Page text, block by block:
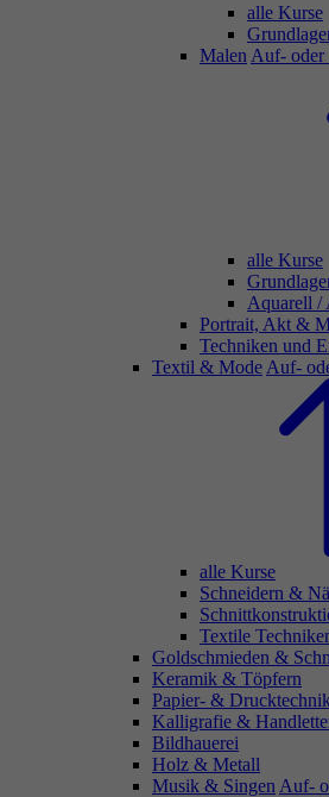
alle Kurse
Malen Auf- oder
alle Kurse
Aquarell /
Portrait, Akt &
Techniken und
Textil & Mode Auf-
alle Kurse
Schneidern &
Textile
Goldschmieden &
Keramik & Töpfern
Papier- &
Kalligrafie &
Bildhauerei
Holz & Metall
Musik & Singen Auf-